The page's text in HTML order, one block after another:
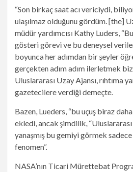
“Son birkaç saat acı vericiydi,
ulaşılmaz olduğunu gördüm. [the]
müdür yardımcısı Kathy Luders,
gösteri görevi ve bu deneysel
boyunca her adımdan bir şeyler
gerçekten adım adım ilerletmek
Uluslararası Uzay Ajansı, rıhtıma
gazetecilere verdiği demeçte.
Bazen, Lueders, “bu uçuş biraz
ekledi, ancak şimdilik,
yanaşmış bu gemiyi görmek
fenomen”.
NASA’nın Ticari Mürettebat